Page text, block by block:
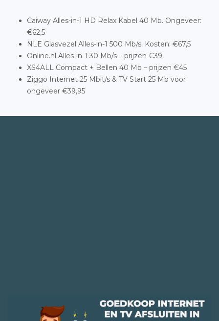
Caiway Alles-in-1 HD Relax Kabel 40 Mb. Ongeveer:
€62,5
NLE Glasvezel Alles-in-1 500 Mb/s. Kosten: €67,5
Online.nl Alles-in-1 30 Mb/s – prijzen €39
XS4ALL Compact + Bellen 40 Mb – prijzen €45
Ziggo Internet 25 Mbit/s & TV Start 25 Mb voor
ongeveer €39,95